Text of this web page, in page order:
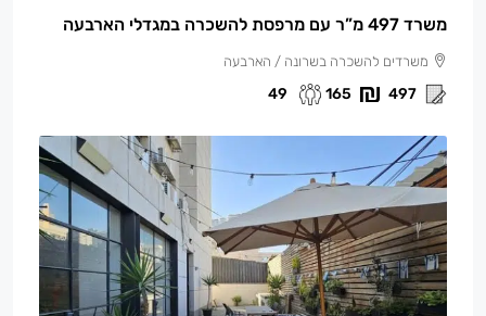
משרד 497 מ”ר עם מרפסת להשכרה במגדלי הארבעה
משרדים להשכרה בשרונה / הארבעה
497
165
49